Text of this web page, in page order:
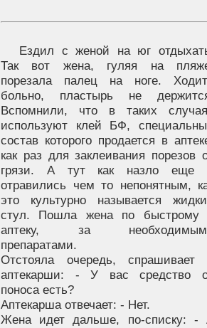
Ездил с женой на юг
Так вот жена, гуляя на
порезала палец на ноге.
больно, пластырь не
Вспомнили, что в таких
используют клей БФ,
состав которого продается в
как раз для заклеивания порезов
грязи. А тут как назло еще
отравились чем то непонятным,
это культурно называется
стул. Пошла жена по быстрому
аптеку, за
препаратами.
Отстояла очередь, спрашивает
аптекарши: - У вас средство
поноса есть?
Аптекарша отвечает: - Нет.
Жена идет дальше, по-списку: -